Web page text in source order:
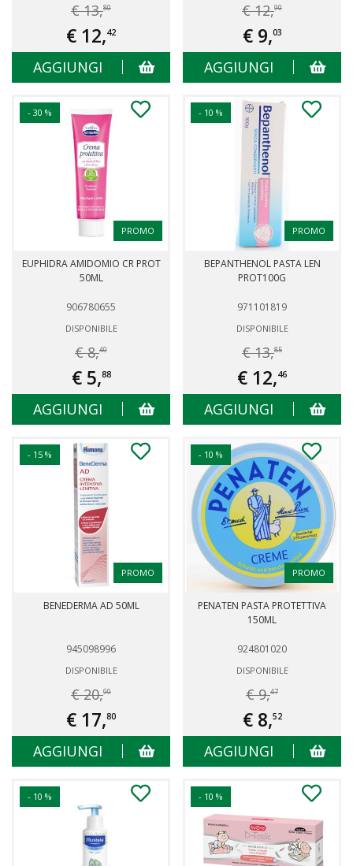
€ 13,80
€ 12,42
AGGIUNGI
€ 12,90
€ 9,03
AGGIUNGI
- 30 %
PROMO
EUPHIDRA AMIDOMIO CR PROT
50ML
906780655
DISPONIBILE
€ 8,40
€ 5,88
AGGIUNGI
- 10 %
PROMO
BEPANTHENOL PASTA LEN
PROT100G
971101819
DISPONIBILE
€ 13,85
€ 12,46
AGGIUNGI
- 15 %
PROMO
BENEDERMA AD 50ML
945098996
DISPONIBILE
€ 20,90
€ 17,80
AGGIUNGI
- 10 %
PROMO
PENATEN PASTA PROTETTIVA
150ML
924801020
DISPONIBILE
€ 9,47
€ 8,52
AGGIUNGI
- 10 % - 10 %